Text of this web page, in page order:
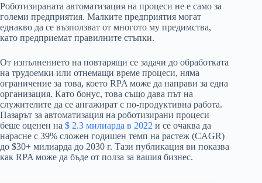
Роботизираната автоматизация на процеси не е само за
големи предприятия. Малките предприятия могат
еднакво да се възползват от многото му предимства,
като предприемат правилните стъпки.
От изпълнението на повтарящи се задачи до обработката
на трудоемки или отнемащи време процеси, няма
ограничение за това, което RPA може да направи за една
организация. Като бонус, това също дава път на
служителите да се ангажират с по-продуктивна работа.
Пазарът за автоматизация на роботизирани процеси
беше оценен на $ 2.3 милиарда в 2022 и се очаква да
нарасне с 39% сложен годишен темп на растеж (CAGR)
до $30+ милиарда до 2030 г. Тази публикация ви показва
как RPA може да бъде от полза за вашия бизнес.